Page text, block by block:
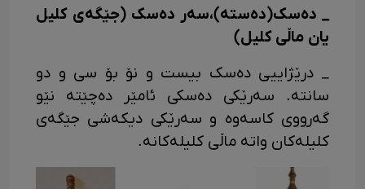
_ ده‌سک(ده‌سته)،سه‌ر ده‌سک (جێگه‌ی کلیل
یان ماڵی کلیل)
_ درێژاییی ده‌سک بیست و نۆ بۆ سی و دو
سانته. سه‌رێکی ده‌سکی ئامێر ده‌چێته‌ نێو
گه‌رووی کاسه‌وه و سه‌رێکی دیکه‌شی جێگه‌ی
کلیله‌کان واته ماڵی کلیله‌کانە.